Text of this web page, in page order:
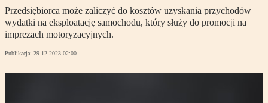
Przedsiębiorca może zaliczyć do kosztów uzyskania przychodów
wydatki na eksploatację samochodu, który służy do promocji na
imprezach motoryzacyjnych.
Publikacja: 29.12.2023 02:00